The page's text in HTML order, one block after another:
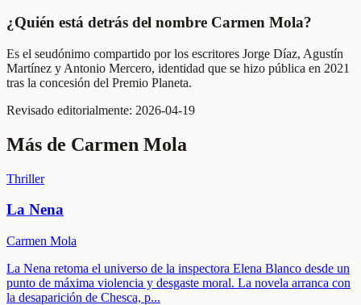
¿Quién está detrás del nombre Carmen Mola?
Es el seudónimo compartido por los escritores Jorge Díaz, Agustín
Martínez y Antonio Mercero, identidad que se hizo pública en 2021
tras la concesión del Premio Planeta.
Revisado editorialmente: 2026-04-19
Más de Carmen Mola
Thriller
La Nena
Carmen Mola
La Nena retoma el universo de la inspectora Elena Blanco desde un
punto de máxima violencia y desgaste moral. La novela arranca con
la desaparición de Chesca, p...